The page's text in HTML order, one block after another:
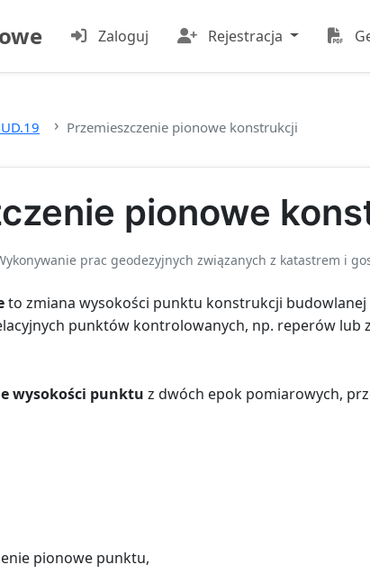
Zaloguj Rejestracja
Przemieszczenie pionowe konstrukcji
pionowe
prac geodezyjnych związanych z katastrem i
to zmiana wysokości punktu konstrukcji budowlanej
punktów kontrolowanych, np. reperów lub
wysokości punktu z dwóch epok pomiarowych,
pionowe punktu,